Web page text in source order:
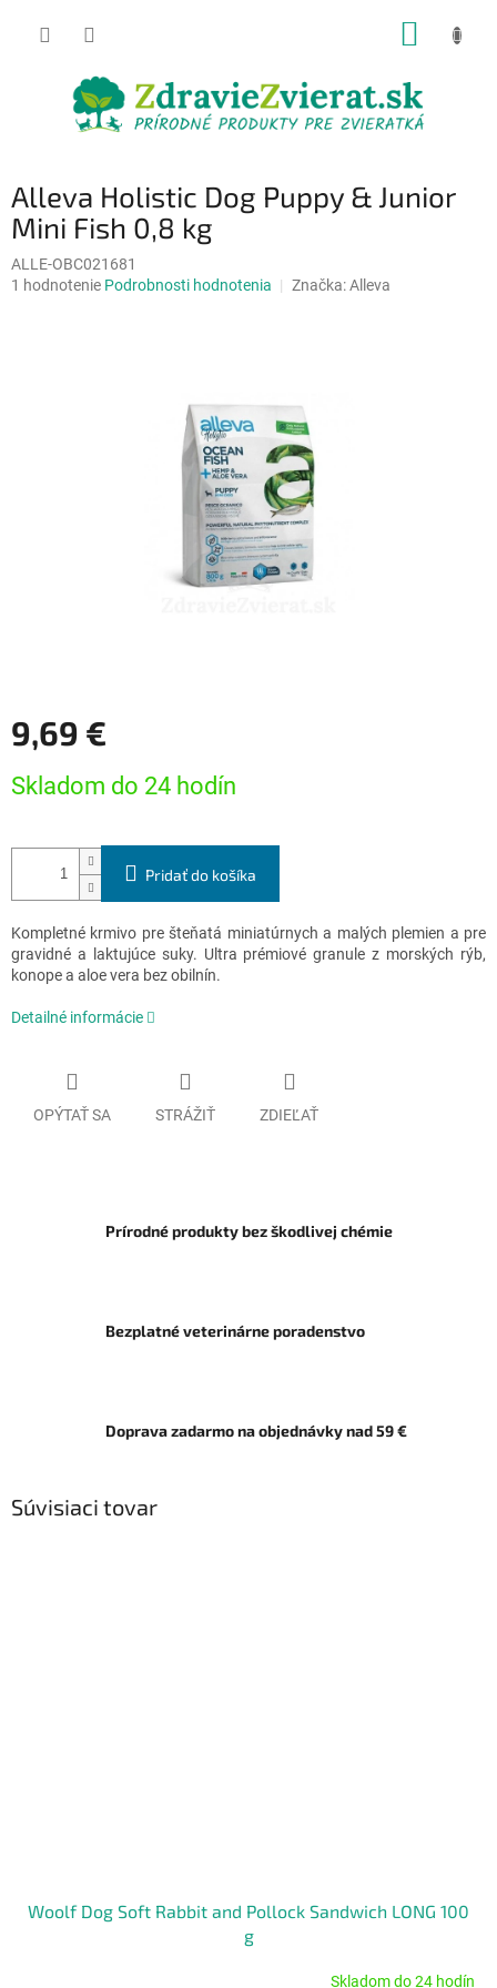
Alleva Holistic Dog Puppy & Junior
Mini Fish 0,8 kg
ALLE-OBC021681
Priemerné
1 hodnotenie Podrobnosti hodnotenia Značka:Alleva
9,69 €
cena:
Skladom do 24 hodín
Pridať do košíka
Kompletné krmivo pre šteňatá miniatúrnych a malých plemien a pre
gravidné a laktujúce suky. Ultra prémiové granule z morských rýb,
konope a aloe vera bez obilnín.
Detailné informácie
OPÝTAŤ SA STRÁŽIŤ ZDIEĽAŤ
Prírodné produkty bez škodlivej chémie
Bezplatné veterinárne poradenstvo
Doprava zadarmo na objednávky nad 59 €
Súvisiaci tovar
Woolf Dog Soft Rabbit and Pollock Sandwich LONG 100
g
Skladom do 24 hodín